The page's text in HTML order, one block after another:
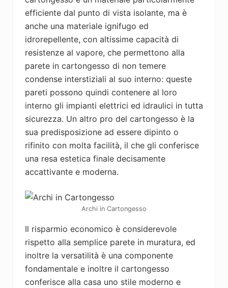
efficiente dal punto di vista isolante, ma è
anche una materiale ignifugo ed
idrorepellente, con altissime capacità di
resistenze al vapore, che permettono alla
parete in cartongesso di non temere
condense interstiziali al suo interno: queste
pareti possono quindi contenere al loro
interno gli impianti elettrici ed idraulici in tutta
sicurezza. Un altro pro del cartongesso è la
sua predisposizione ad essere dipinto o
rifinito con molta facilità, il che gli conferisce
una resa estetica finale decisamente
accattivante e moderna.
Archi in Cartongesso
Il risparmio economico è considerevole
rispetto alla semplice parete in muratura, ed
inoltre la versatilità è una componente
fondamentale e inoltre il cartongesso
conferisce alla casa uno stile moderno e